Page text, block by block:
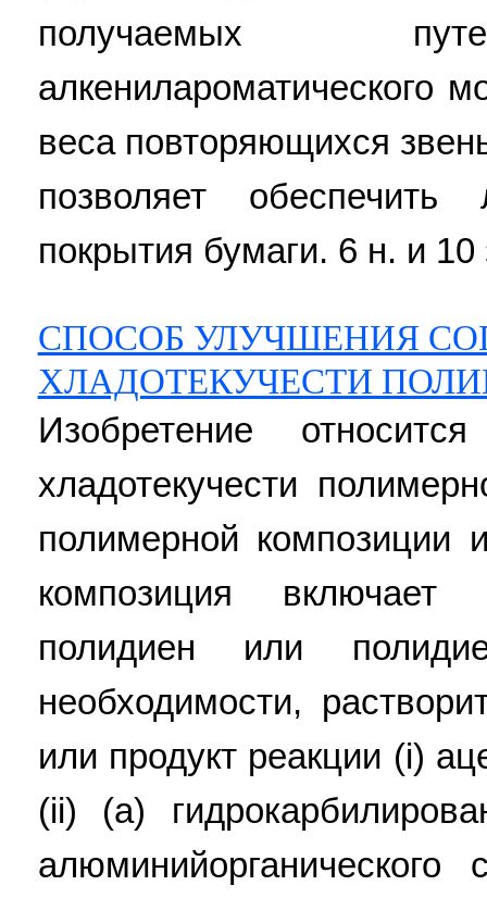
получаемых
алкенилароматического
веса повторяющихся
позволяет
покрытия бумаги. 6 н. и
СПОСОБ УЛУЧШЕНИЯ
ХЛАДОТЕКУЧЕСТИ
Изобретение
хладотекучести
полимерной композиции
композиция включает
полидиен или
необходимости,
или продукт реакции (i)
(ii) (а)